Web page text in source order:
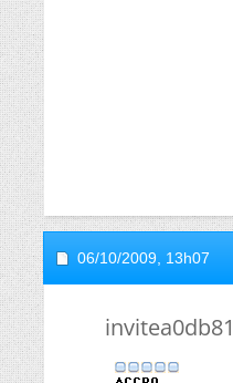
06/10/2009, 13h07